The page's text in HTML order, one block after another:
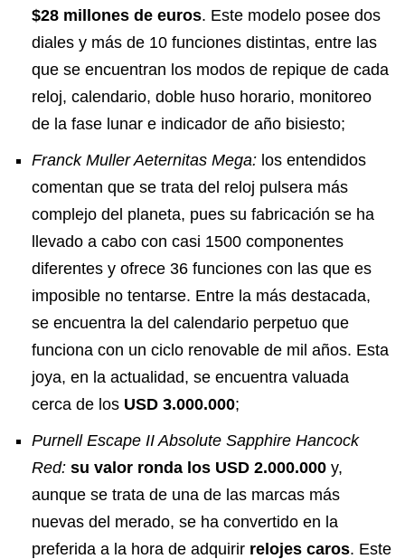
$28 millones de euros. Este modelo posee dos
diales y más de 10 funciones distintas, entre las
que se encuentran los modos de repique de cada
reloj, calendario, doble huso horario, monitoreo
de la fase lunar e indicador de año bisiesto;
Franck Muller Aeternitas Mega: los entendidos
comentan que se trata del reloj pulsera más
complejo del planeta, pues su fabricación se ha
llevado a cabo con casi 1500 componentes
diferentes y ofrece 36 funciones con las que es
imposible no tentarse. Entre la más destacada,
se encuentra la del calendario perpetuo que
funciona con un ciclo renovable de mil años. Esta
joya, en la actualidad, se encuentra valuada
cerca de los USD 3.000.000;
Purnell Escape II Absolute Sapphire Hancock
Red: su valor ronda los USD 2.000.000 y,
aunque se trata de una de las marcas más
nuevas del merado, se ha convertido en la
preferida a la hora de adquirir relojes caros. Este